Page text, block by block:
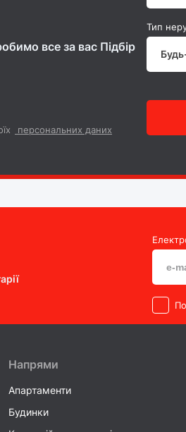
все за вас Підбір
Тип
персональних даних
Напрями
Апартаменти
Будинки